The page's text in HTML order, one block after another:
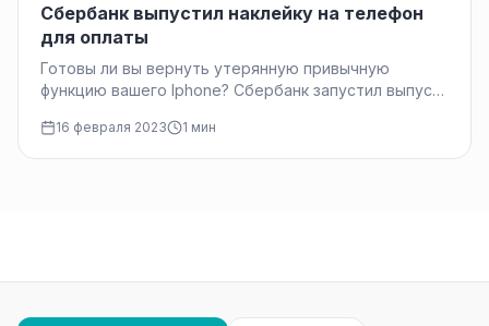
Сбербанк выпустил наклейку на телефон
для оплаты
Готовы ли вы вернуть утерянную привычную
функцию вашего Iphone? Сбербанк запустил выпуск
покупки простым…
16 февраля 2023 1 мин